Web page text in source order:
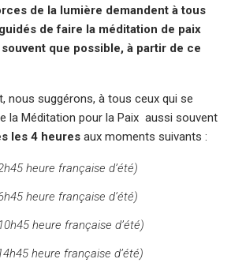
de la lumière demandent à tous
de faire la méditation de paix
souvent que possible, à partir de ce
nous suggérons, à tous ceux qui se
la Méditation pour la Paix aussi souvent
les 4 heuresaux moments suivants :
heure française d’été)
heure française d’été)
heure française d’été)
heure française d’été)